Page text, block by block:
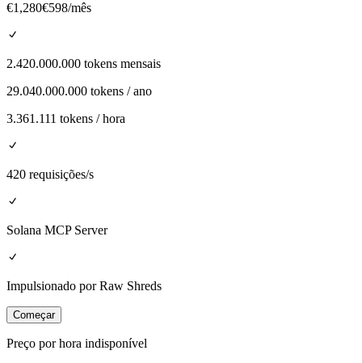
€1,280€598/mês
2.420.000.000 tokens mensais
29.040.000.000 tokens / ano
3.361.111 tokens / hora
420 requisições/s
Solana MCP Server
Impulsionado por Raw Shreds
Começar
Preço por hora indisponível